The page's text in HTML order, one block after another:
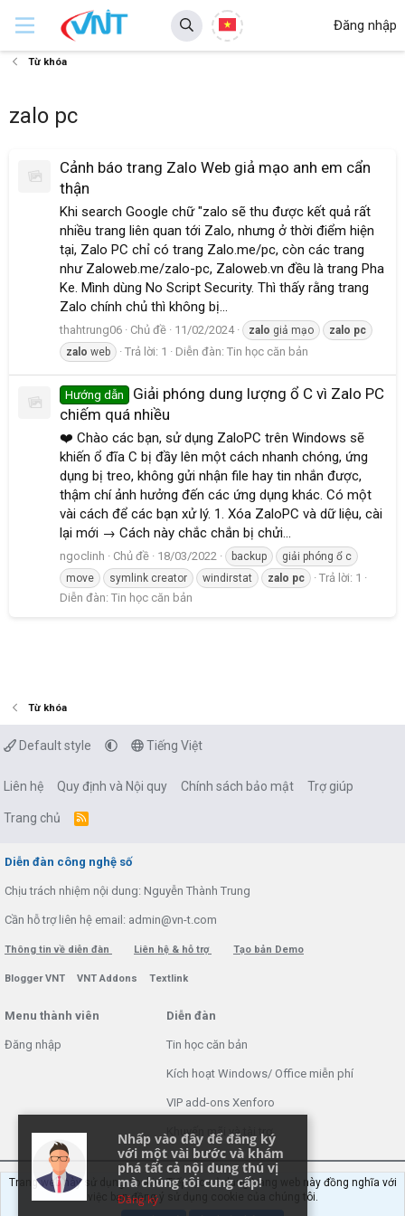
Đăng nhập
Từ khóa
zalo pc
Cảnh báo trang Zalo Web giả mạo anh em cẩn
thận
Khi search Google chữ "zalo sẽ thu được kết quả rất
nhiều trang liên quan tới Zalo, nhưng ở thời điểm hiện
tại, Zalo PC chỉ có trang Zalo.me/pc, còn các trang
như Zaloweb.me/zalo-pc, Zaloweb.vn đều là trang Pha
Ke. Mình dùng No Script Security. Thì thấy rằng trang
Zalo chính chủ thì không bị...
thahtrung06 Chủ đề 11/02/2024 zalo giả mạo zalo pc
zalo web Trả lời: 1 Diễn đàn: Tin học căn bản
Hướng dẫn
Giải phóng dung lượng ổ C vì Zalo PC
chiếm quá nhiều
❤️ Chào các bạn, sử dụng ZaloPC trên Windows sẽ
khiến ổ đĩa C bị đầy lên một cách nhanh chóng, ứng
dụng bị treo, không gửi nhận file hay tin nhắn được,
thậm chí ảnh hưởng đến các ứng dụng khác. Có một
vài cách để các bạn xử lý. 1. Xóa ZaloPC và dữ liệu, cài
lại mới → Cách này chắc chắn bị chửi...
ngoclinh Chủ đề 18/03/2022 backup
giải phóng ổ c
move
symlink creator windirstat zalo pc
Trả lời: 1
Diễn đàn: Tin học căn bản
Từ khóa
Default style Tiếng Việt
Liên hệ Quy định và Nội quy Chính sách bảo mật Trợ giúp
Trang chủ
R
Diễn đàn công nghệ số
Chịu trách nhiệm nội dung: Nguyễn Thành Trung
Cần hỗ trợ liên hệ email: admin@vn-t.com
Thông tin về diễn đàn Liên hệ & hỗ trợ Tạo bản Demo
Blogger VNT VNT Addons Textlink
Menu thành viên
Đăng nhập
Diễn đàn
Tin học căn bản
Kích hoạt Windows/ Office miễn phí
VIP add-ons Xenforo
Khuyến mãi và tài trợ
Trang web này sử dụng cookie. Tiếp tục sử dụng trang web này đồng nghĩa với
việc bạn đồng ý sử dụng cookie của chúng tôi.
Nhấp vào đây để đăng ký
với một vài bước và khám
phá tất cả nội dung thú vị
mà chúng tôi cung cấp!
Đăng ký